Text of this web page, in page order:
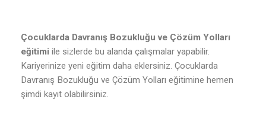
Çocuklarda Davranış Bozukluğu ve Çözüm Yolları
eğitimi ile sizlerde bu alanda çalışmalar yapabilir.
Kariyerinize yeni eğitim daha eklersiniz. Çocuklarda
Davranış Bozukluğu ve Çözüm Yolları eğitimine hemen
şimdi kayıt olabilirsiniz.